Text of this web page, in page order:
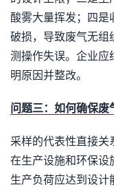
酸雾大量挥发；四是
破损，导致废气无组
测操作失误。企业应
明原因并整改。
问题三：如何确保废
采样的代表性直接关
在生产设施和环保设
生产负荷应达到设计